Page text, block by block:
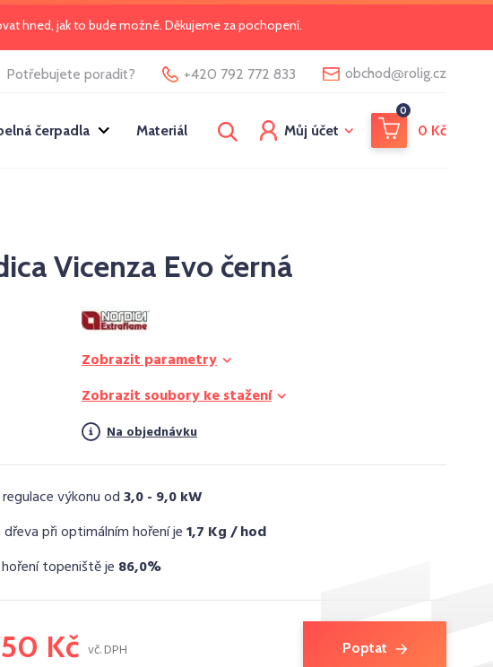
hned, jak to bude možné. Děkujeme za pochopení.
Potřebujete poradit? +420 792 772 833 obchod@rolig.cz
čerpadla Materiál Můj účet
0
0 Kč
Vicenza Evo černá
Zobrazit parametry
Zobrazit soubory ke stažení
Na objednávku
výkonu od3,0 - 9,0 kW
při optimálním hoření je1,7 Kg / hod
topeniště je 86,0%
Kč vč. DPH Poptat